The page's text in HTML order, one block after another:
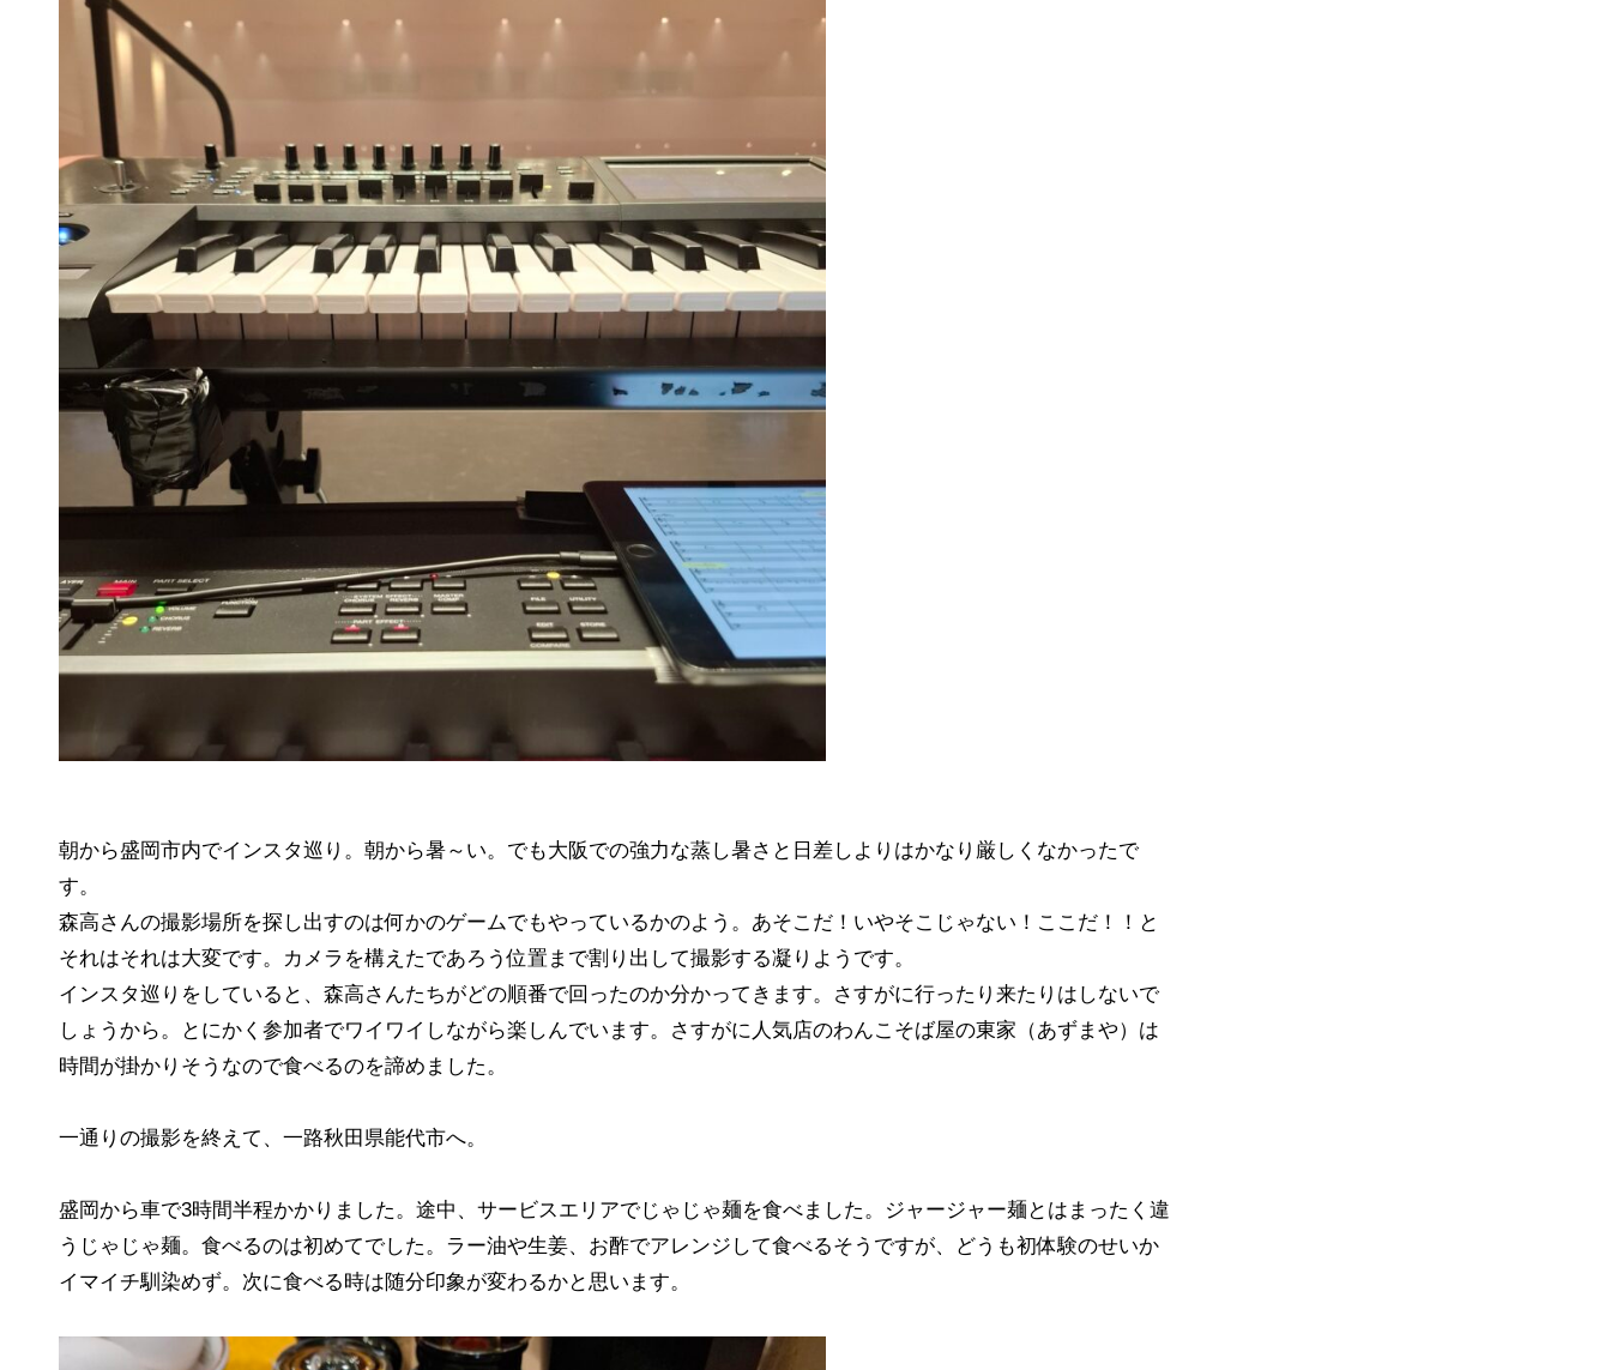
朝から盛岡市内でインスタ巡り。朝から暑～い。でも大阪での強力な蒸し暑さと日差しよりはかなり厳しくなかったで
す。
森高さんの撮影場所を探し出すのは何かのゲームでもやっているかのよう。あそこだ！いやそこじゃない！ここだ！！と
それはそれは大変です。カメラを構えたであろう位置まで割り出して撮影する凝りようです。
インスタ巡りをしていると、森高さんたちがどの順番で回ったのか分かってきます。さすがに行ったり来たりはしないで
しょうから。とにかく参加者でワイワイしながら楽しんでいます。さすがに人気店のわんこそば屋の東家（あずまや）は
時間が掛かりそうなので食べるのを諦めました。
一通りの撮影を終えて、一路秋田県能代市へ。
盛岡から車で3時間半程かかりました。途中、サービスエリアでじゃじゃ麺を食べました。ジャージャー麺とはまったく違
うじゃじゃ麺。食べるのは初めてでした。ラー油や生姜、お酢でアレンジして食べるそうですが、どうも初体験のせいか
イマイチ馴染めず。次に食べる時は随分印象が変わるかと思います。